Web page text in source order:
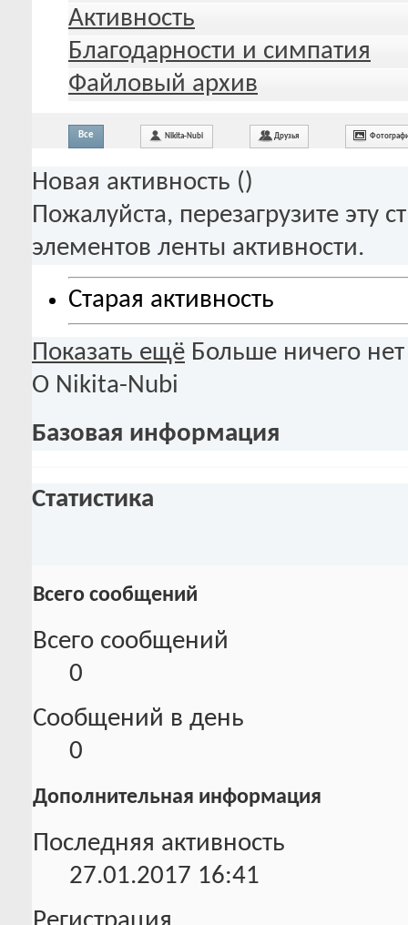
Активность
Благодарности и симпатия
Файловый архив
Все Nikita-Nubi Друзья
Новая активность ()
Пожалуйста, перезагрузите эту
элементов ленты активности.
Старая активность
Показать ещё Больше ничего нет
О Nikita-Nubi
Базовая информация
Статистика
Всего сообщений
Всего сообщений
0
Сообщений в день
0
Дополнительная информация
Последняя активность
27.01.2017 16:41